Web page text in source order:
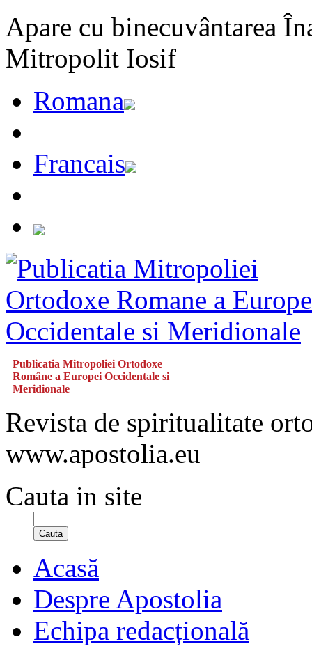
Apare cu binecuvântarea
Mitropolit Iosif
Romana
Francais
Publicatia Mitropoliei Ortodoxe
Române a Europei Occidentale si
Meridionale
Revista de spiritualitate
www.apostolia.eu
Cauta in site
Cauta
Acasă
Despre Apostolia
Echipa redacțională